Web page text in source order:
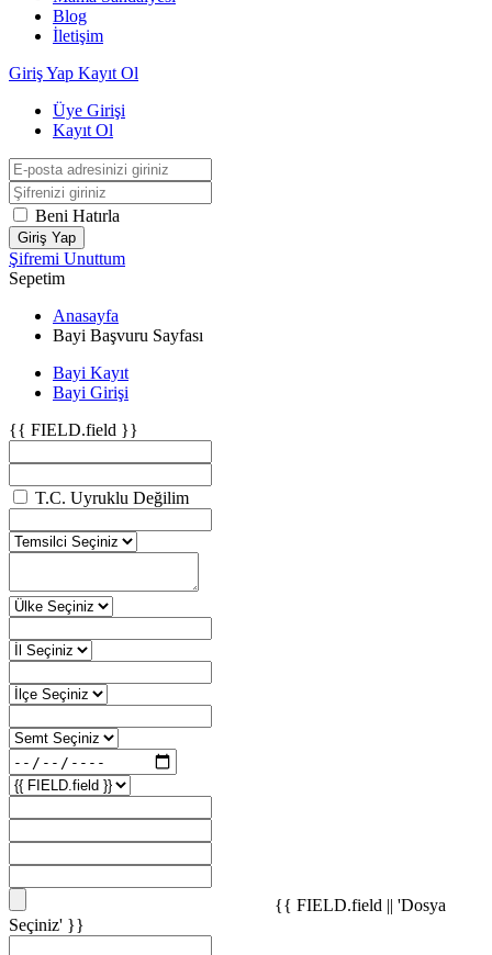
Blog
İletişim
Giriş Yap Kayıt Ol
Üye Girişi
Kayıt Ol
Beni Hatırla
Giriş Yap
Şifremi Unuttum
Sepetim
Anasayfa
Bayi Başvuru Sayfası
Bayi Kayıt
Bayi Girişi
{{ FIELD.field }}
T.C. Uyruklu Değilim
{{ FIELD.field || 'Dosya
Seçiniz' }}